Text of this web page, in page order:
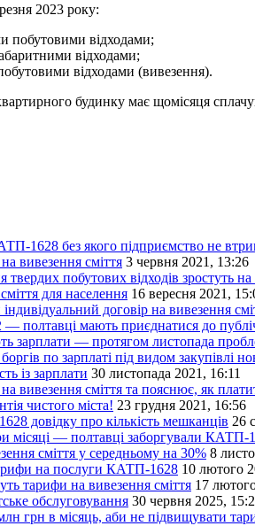
2023 року:
побутовими відходами;
відходами;
відходами (вивезення).
будинку має щомісяця
1628 без якого підприємство не
вивезення сміття 3 червня 2021, 13:26
побутових відходів зростуть
для населення 16 вересня 2021,
договір на вивезення
полтавці мають приєднатися до
зарплати — протягом листопада
по зарплаті під видом закупівлі
із зарплати 30 листопада 2021, 16:11
вивезення сміття та пояснює, як
чистого міста! 23 грудня 2021, 16:56
довідку про кількість мешканців 26
місяці — полтавці заборгували
сміття у середньому на 30% 8
на послуги КАТП-1628 10 лютого
тарифи на вивезення сміття 17
обслуговування 30 червня 2025,
грн в місяць, аби не підвищувати